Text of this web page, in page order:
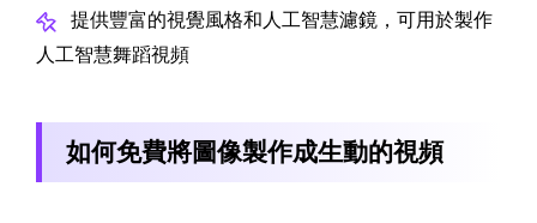
提供豐富的視覺風格和人工智慧濾鏡，可用於製作
人工智慧舞蹈視頻
如何免費將圖像製作成生動的視頻